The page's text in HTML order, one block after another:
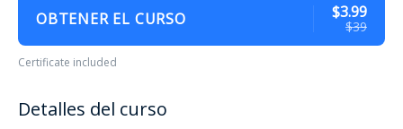
OBTENER EL CURSO $3.99
$39
Certificate included
Detalles del curso